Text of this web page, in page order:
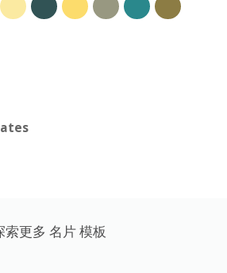
索更多 名片 模板